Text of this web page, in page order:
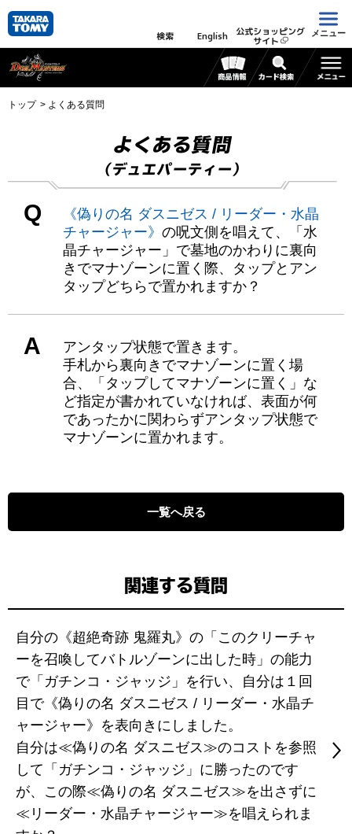
検索 English 公式ショッピング
サイト
メニュー
トップ よくある質問
よくある質問
（デュエパーティー）
Q
《偽りの名 ダスニゼス / リーダー・水晶
チャージャー》 の呪文側を唱えて、「水
晶チャージャー」で墓地のかわりに裏向
きでマナゾーンに置く際、タップとアン
タップどちらで置かれますか？
A
アンタップ状態で置きます。
手札から裏向きでマナゾーンに置く場
合、「タップしてマナゾーンに置く」な
ど指定が書かれていなければ、表面が何
であったかに関わらずアンタップ状態で
マナゾーンに置かれます。
一覧へ戻る
関連する質問
自分の《超絶奇跡 鬼羅丸》の「このクリーチャ
ーを召喚してバトルゾーンに出した時」の能力
で「ガチンコ・ジャッジ」を行い、自分は１回
目で《偽りの名 ダスニゼス / リーダー・水晶チ
ャージャー》を表向きにしました。
自分は≪偽りの名 ダスニゼス≫のコストを参照
して「ガチンコ・ジャッジ」に勝ったのです
が、この際≪偽りの名 ダスニゼス≫を出さずに
≪リーダー・水晶チャージャー≫を唱えられま